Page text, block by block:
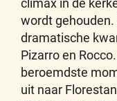
climax in de
wordt
dramatische
Pizarro en
beroemdste
uit naar